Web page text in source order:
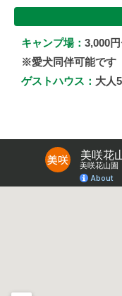
キャンプ場： 3,000
※愛犬同伴可能です
ゲストハウス： 大人